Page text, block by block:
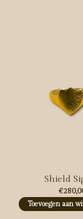
Shield
Toevoegen aan